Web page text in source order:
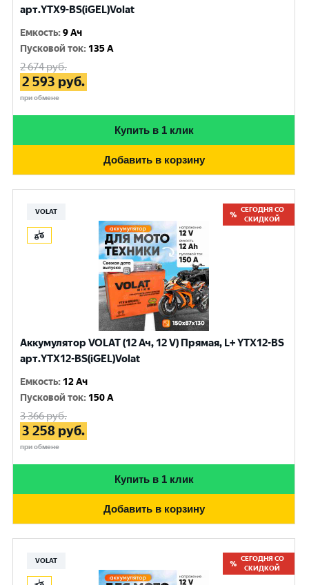
арт.YTX9-BS(iGEL)Volat
Емкость:9 Ач
Пусковой ток: 135 A
2 674руб.
2 593 руб.
при обмене
Купить в 1 клик
Добавить в корзину
VOLAT
СЕГОДНЯ СО
СКИДКОЙ
Аккумулятор VOLAT (12 Ач, 12 V) Прямая, L+ YTX12-BS
арт.YTX12-BS(iGEL)Volat
Емкость: 12 Ач
Пусковой ток: 150 A
3 366руб.
3 258 руб.
при обмене
Купить в 1 клик
Добавить в корзину
VOLAT
СЕГОДНЯ СО
СКИДКОЙ